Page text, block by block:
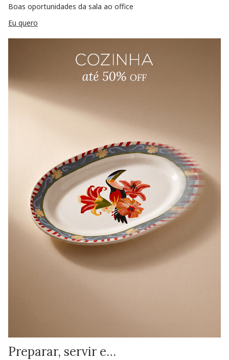
Boas oportunidades da sala ao office
Eu quero
Preparar, servir e…